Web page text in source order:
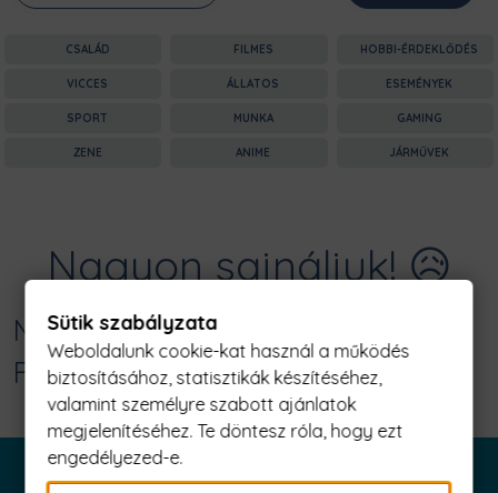
CSALÁD FILMES HOBBI-ÉRDEKLŐDÉS
VICCES ÁLLATOS ESEMÉNYEK
SPORT MUNKA GAMING
ZENE ANIME JÁRMŰVEK
Nagyon sajnáljuk! 😥
Nincs találat erre: "jesus loves us all
Férfi Póló"
Sütik szabályzata
Weboldalunk cookie-kat használ a működés
biztosításához, statisztikák készítéséhez,
valamint személyre szabott ajánlatok
megjelenítéséhez. Te döntesz róla, hogy ezt
engedélyezed-e.